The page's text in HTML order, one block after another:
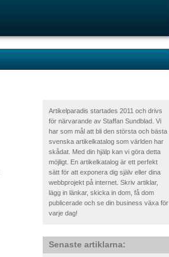
Artikelparadis startades 2011 och drivs
för närvarande av Staffan Sundblad. Vi
har som mål att bli den största och bästa
svenska artikelkatalog som världen har
skådat. Med din hjälp kan vi göra detta
möjligt. En artikelkatalog är ett perfekt
sätt för att exponera dig själv eller dina
webbprojekt på internet. Skriv artiklar,
lägg in länkar, skicka in dom, få dom
publicerade och se din business växa för
varje dag!
Senaste artiklarna: